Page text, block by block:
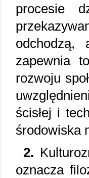
procesie
zapewnia
rozwoju
ścisłej i
środowiska
2.
oznacza